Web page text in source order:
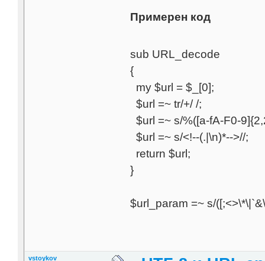
Примерен код
sub URL_decode
{
my $url = $_[0];
$url =~ tr/+/ /;
$url =~ s/%([a-fA-F0-
$url =~ s/<!--(.|\n)*-->//;
return $url;
}
$url_param =~ s/
vstoykov